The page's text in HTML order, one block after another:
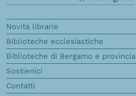
Novità librarie
Biblioteche ecclesiastiche
Biblioteche di Bergamo e provincia
Sostienici
Contatti